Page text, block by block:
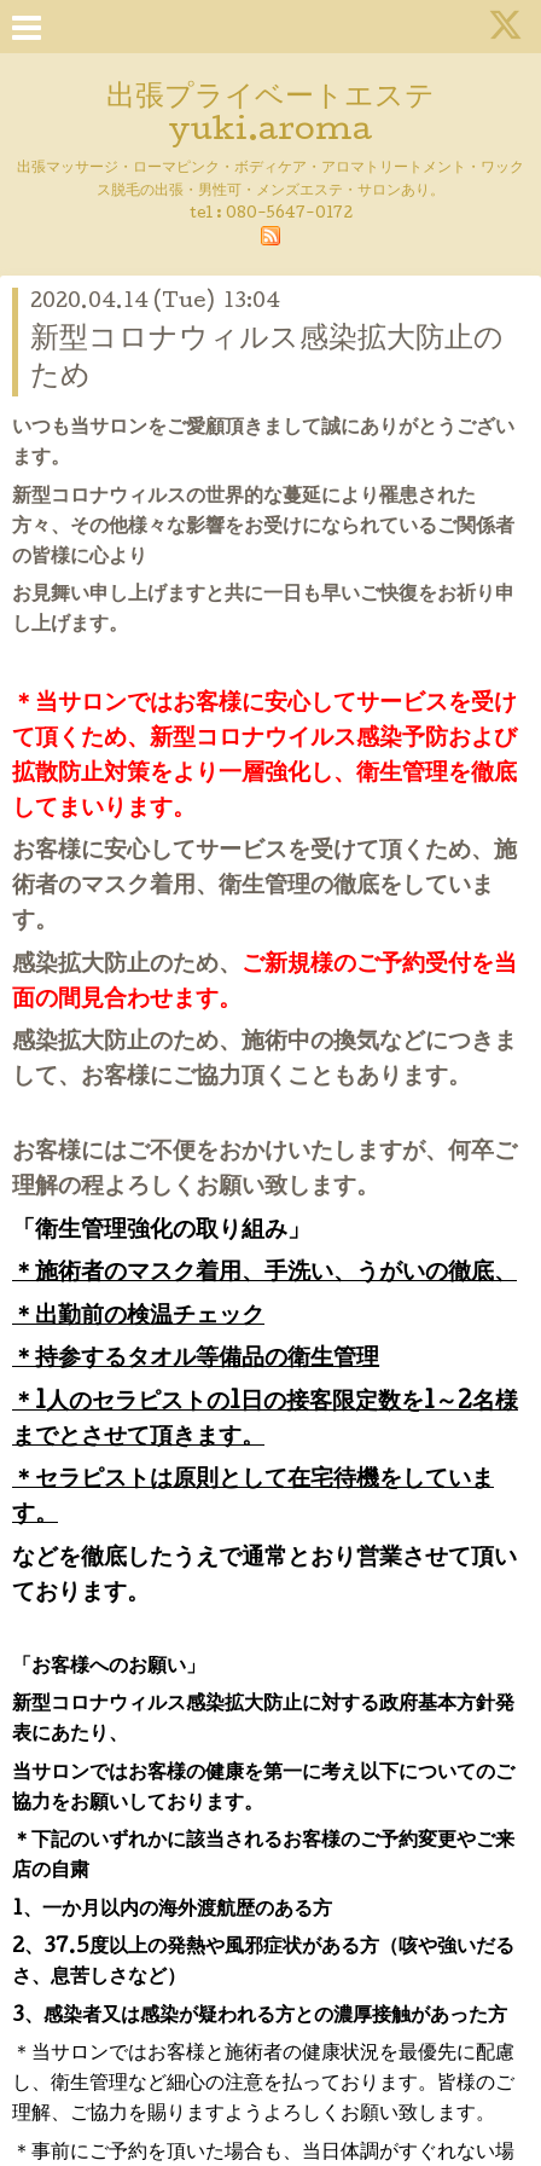
出張プライベートエステ
yuki.aroma
出張マッサージ・ローマピンク・ボディケア・アロマトリートメント・ワック
ス脱毛の出張・男性可・メンズエステ・サロンあり。
tel : 080-5647-0172
2020.04.14 (Tue) 13:04
新型コロナウィルス感染拡大防止の
ため
いつも当サロンをご愛顧頂きまして誠にありがとうござい
ます。
新型コロナウィルスの世界的な蔓延により罹患された
方々、その他様々な影響をお受けになられているご関係者
の皆様に心より
お見舞い申し上げますと共に一日も早いご快復をお祈り申
し上げます。
＊当サロンではお客様に安心してサービスを受け
て頂くため、新型コロナウイルス感染予防および
拡散防止対策をより一層強化し、 衛生管理を徹底
してまいります。
お客様に安心してサービスを受けて頂くため、施
術者のマスク着用、衛生管理の徹底をしていま
す。
感染拡大防止のため、 ご新規様のご予約受付を当
面の間見合わせます。
感染拡大防止のため、 施術中の換気などにつきま
して、お客様にご協力頂くこともあります。
お客様にはご不便をおかけいたしますが、何卒ご
理解の程よろしくお願い致します。
「衛生管理強化の取り組み」
＊施術者のマスク着用、手洗い、うがいの徹底、
＊出勤前の検温チェック
＊持参するタオル等備品の衛生管理
＊1人のセラピストの1日の接客限定数を1～2名様
までとさせて頂きます。
＊セラピストは原則として在宅待機をしていま
す。
などを徹底したうえで通常とおり営業させて頂い
ております。
「お客様へのお願い」
新型コロナウィルス感染拡大防止に対する政府基本方針発
表にあたり、
当サロンではお客様の健康を第一に考え以下についてのご
協力をお願いしております。
＊下記のいずれかに該当されるお客様のご予約変更やご来
店の自粛
1、一か月以内の海外渡航歴のある方
2、37.5度以上の発熱や風邪症状がある方（咳や強いだる
さ、息苦しさなど）
3、感染者又は感染が疑われる方との濃厚接触があった方
＊当サロンではお客様と施術者の健康状況を最優先に配慮
し、衛生管理など細心の注意を払っております。皆様のご
理解、ご協力を賜りますよう よろしくお願い致します。
＊事前にご予約を頂いた場合も、当日体調がすぐれない場